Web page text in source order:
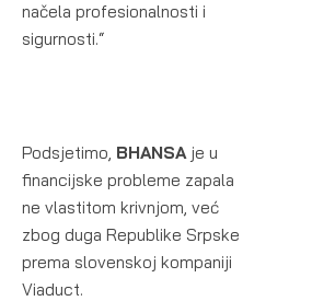
načela profesionalnosti i
sigurnosti.“
Podsjetimo, BHANSAje u
financijske probleme zapala
ne vlastitom krivnjom, već
zbog duga Republike Srpske
prema slovenskoj kompaniji
Viaduct.